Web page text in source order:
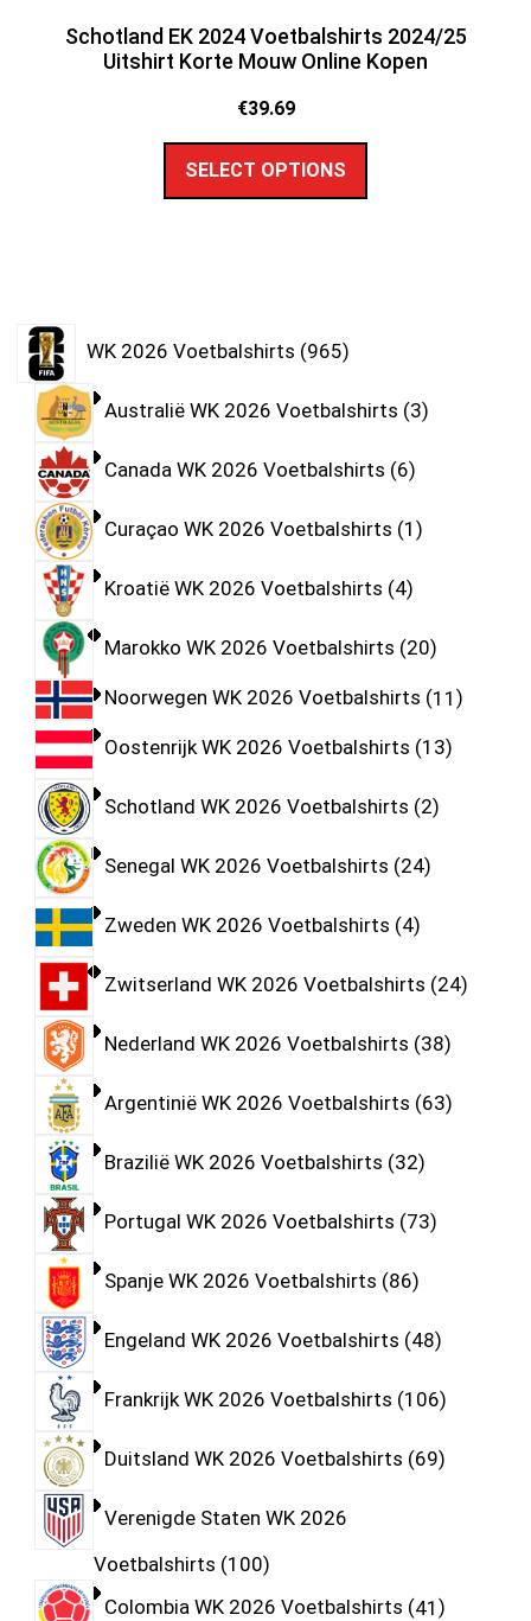
Schotland EK 2024 Voetbalshirts 2024/25
Uitshirt Korte Mouw Online Kopen
€39.69
SELECT OPTIONS
WK 2026 Voetbalshirts 965
Australië WK 2026 Voetbalshirts 3
Canada WK 2026 Voetbalshirts 6
Curaçao WK 2026 Voetbalshirts 1
Kroatië WK 2026 Voetbalshirts 4
Marokko WK 2026 Voetbalshirts 20
Noorwegen WK 2026 Voetbalshirts 11
Oostenrijk WK 2026 Voetbalshirts 13
Schotland WK 2026 Voetbalshirts 2
Senegal WK 2026 Voetbalshirts 24
Zweden WK 2026 Voetbalshirts 4
Zwitserland WK 2026 Voetbalshirts 24
Nederland WK 2026 Voetbalshirts 38
Argentinië WK 2026 Voetbalshirts 63
Brazilië WK 2026 Voetbalshirts 32
Portugal WK 2026 Voetbalshirts 73
Spanje WK 2026 Voetbalshirts 86
Engeland WK 2026 Voetbalshirts 48
Frankrijk WK 2026 Voetbalshirts 106
Duitsland WK 2026 Voetbalshirts 69
Verenigde Staten WK 2026
Voetbalshirts 100
Colombia WK 2026 Voetbalshirts 41